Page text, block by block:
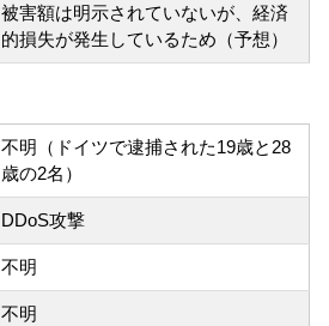
被害額は明示されていないが、経済
的損失が発生しているため（予想）
不明（ドイツで逮捕された19歳と28
歳の2名）
DDoS攻撃
不明
不明